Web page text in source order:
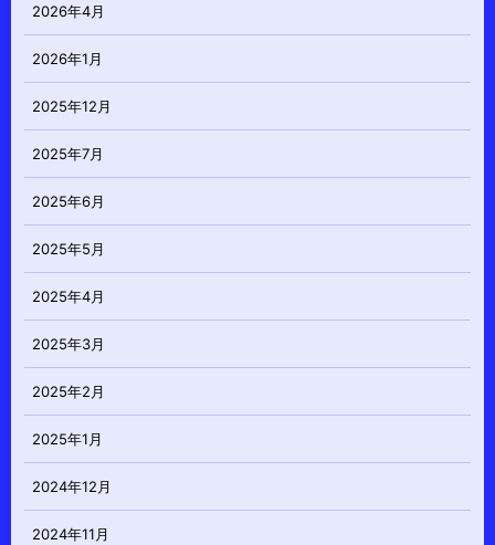
2026年4月
2026年1月
2025年12月
2025年7月
2025年6月
2025年5月
2025年4月
2025年3月
2025年2月
2025年1月
2024年12月
2024年11月